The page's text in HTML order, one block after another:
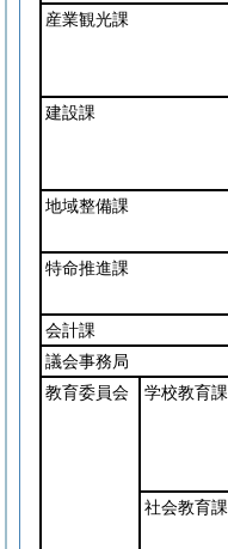
産業観光課
建設課
地域整備課
特命推進課
会計課
議会事務局
教育委員会
学校教育課
社会教育課